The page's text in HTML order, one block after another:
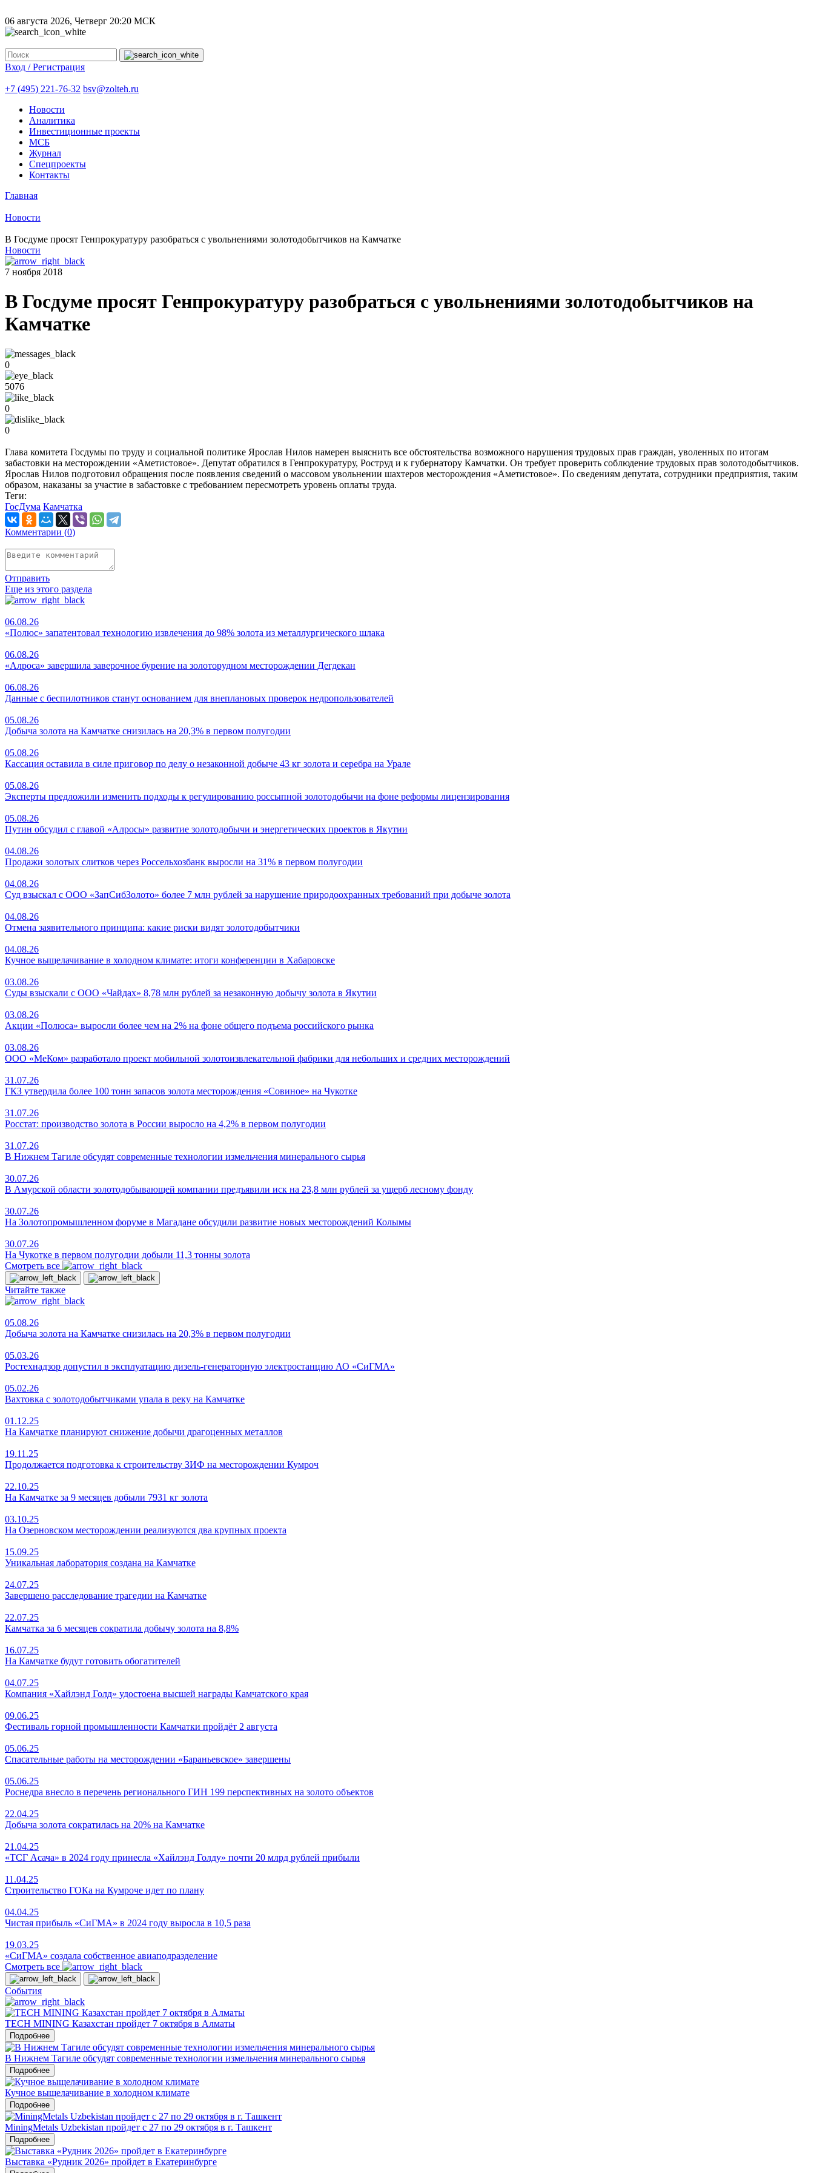
06 августа 2026, Четверг 20:20 МСК
Вход / Регистрация
+7 (495) 221-76-32 bsv@zolteh.ru
Новости
Аналитика
Инвестиционные проекты
МСБ
Журнал
Спецпроекты
Контакты
Главная
Новости
В Госдуме просят Генпрокуратуру разобраться с увольнениями золотодобытчиков на Камчатке
Новости
7 ноября 2018
В Госдуме просят Генпрокуратуру разобраться с увольнениями золотодобытчиков на
Камчатке
0
5076
0
0
Глава комитета Госдумы по труду и социальной политике Ярослав Нилов намерен выяснить все обстоятельства возможного нарушения трудовых прав граждан, уволенных по итогам
забастовки на месторождении «Аметистовое». Депутат обратился в Генпрокуратуру, Роструд и к губернатору Камчатки. Он требует проверить соблюдение трудовых прав золотодобытчиков.
Ярослав Нилов подготовил обращения после появления сведений о массовом увольнении шахтеров месторождения «Аметистовое». По сведениям депутата, сотрудники предприятия, таким
образом, наказаны за участие в забастовке с требованием пересмотреть уровень оплаты труда.
Теги:
ГосДума Камчатка
Комментарии (0)
Отправить
Еще из этого раздела
06.08.26
«Полюс» запатентовал технологию извлечения до 98% золота из металлургического шлака
06.08.26
«Алроса» завершила заверочное бурение на золоторудном месторождении Дегдекан
06.08.26
Данные с беспилотников станут основанием для внеплановых проверок недропользователей
05.08.26
Добыча золота на Камчатке снизилась на 20,3% в первом полугодии
05.08.26
Кассация оставила в силе приговор по делу о незаконной добыче 43 кг золота и серебра на Урале
05.08.26
Эксперты предложили изменить подходы к регулированию россыпной золотодобычи на фоне реформы лицензирования
05.08.26
Путин обсудил с главой «Алросы» развитие золотодобычи и энергетических проектов в Якутии
04.08.26
Продажи золотых слитков через Россельхозбанк выросли на 31% в первом полугодии
04.08.26
Суд взыскал с ООО «ЗапСибЗолото» более 7 млн рублей за нарушение природоохранных требований при добыче золота
04.08.26
Отмена заявительного принципа: какие риски видят золотодобытчики
04.08.26
Кучное выщелачивание в холодном климате: итоги конференции в Хабаровске
03.08.26
Суды взыскали с ООО «Чайдах» 8,78 млн рублей за незаконную добычу золота в Якутии
03.08.26
Акции «Полюса» выросли более чем на 2% на фоне общего подъема российского рынка
03.08.26
ООО «МеКом» разработало проект мобильной золотоизвлекательной фабрики для небольших и средних месторождений
31.07.26
ГКЗ утвердила более 100 тонн запасов золота месторождения «Совиное» на Чукотке
31.07.26
Росстат: производство золота в России выросло на 4,2% в первом полугодии
31.07.26
В Нижнем Тагиле обсудят современные технологии измельчения минерального сырья
30.07.26
В Амурской области золотодобывающей компании предъявили иск на 23,8 млн рублей за ущерб лесному фонду
30.07.26
На Золотопромышленном форуме в Магадане обсудили развитие новых месторождений Колымы
30.07.26
На Чукотке в первом полугодии добыли 11,3 тонны золота
Смотреть все
Читайте также
05.08.26
Добыча золота на Камчатке снизилась на 20,3% в первом полугодии
05.03.26
Ростехнадзор допустил в эксплуатацию дизель-генераторную электростанцию АО «СиГМА»
05.02.26
Вахтовка с золотодобытчиками упала в реку на Камчатке
01.12.25
На Камчатке планируют снижение добычи драгоценных металлов
19.11.25
Продолжается подготовка к строительству ЗИФ на месторождении Кумроч
22.10.25
На Камчатке за 9 месяцев добыли 7931 кг золота
03.10.25
На Озерновском месторождении реализуются два крупных проекта
15.09.25
Уникальная лаборатория создана на Камчатке
24.07.25
Завершено расследование трагедии на Камчатке
22.07.25
Камчатка за 6 месяцев сократила добычу золота на 8,8%
16.07.25
На Камчатке будут готовить обогатителей
04.07.25
Компания «Хайлэнд Голд» удостоена высшей награды Камчатского края
09.06.25
Фестиваль горной промышленности Камчатки пройдёт 2 августа
05.06.25
Спасательные работы на месторождении «Бараньевское» завершены
05.06.25
Роснедра внесло в перечень регионального ГИН 199 перспективных на золото объектов
22.04.25
Добыча золота сократилась на 20% на Камчатке
21.04.25
«ТСГ Асача» в 2024 году принесла «Хайлэнд Голду» почти 20 млрд рублей прибыли
11.04.25
Строительство ГОКа на Кумроче идет по плану
04.04.25
Чистая прибыль «СиГМА» в 2024 году выросла в 10,5 раза
19.03.25
«СиГМА» создала собственное авиаподразделение
Смотреть все
События
TECH MINING Казахстан пройдет 7 октября в Алматы
Подробнее
В Нижнем Тагиле обсудят современные технологии измельчения минерального сырья
Подробнее
Кучное выщелачивание в холодном климате
Подробнее
MiningMetals Uzbekistan пройдет с 27 по 29 октября в г. Ташкент
Подробнее
Выставка «Рудник 2026» пройдет в Екатеринбурге